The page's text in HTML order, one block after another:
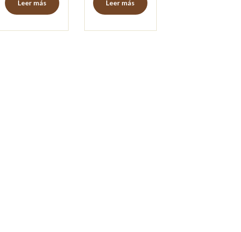
Leer más Leer más